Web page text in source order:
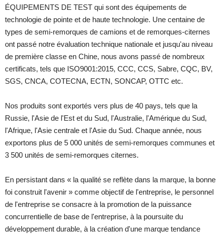
ÉQUIPEMENTS DE TEST qui sont des équipements de
technologie de pointe et de haute technologie. Une centaine de
types de semi-remorques de camions et de remorques-citernes
ont passé notre évaluation technique nationale et jusqu'au niveau
de première classe en Chine, nous avons passé de nombreux
certificats, tels que ISO9001:2015, CCC, CCS, Sabre, CQC, BV,
SGS, CNCA, COTECNA, ECTN, SONCAP, OTTC etc.
Nos produits sont exportés vers plus de 40 pays, tels que la
Russie, l'Asie de l'Est et du Sud, l'Australie, l'Amérique du Sud,
l'Afrique, l'Asie centrale et l'Asie du Sud. Chaque année, nous
exportons plus de 5 000 unités de semi-remorques communes et
3 500 unités de semi-remorques citernes.
En persistant dans « la qualité se reflète dans la marque, la bonne
foi construit l'avenir » comme objectif de l'entreprise, le personnel
de l'entreprise se consacre à la promotion de la puissance
concurrentielle de base de l'entreprise, à la poursuite du
développement durable, à la création d'une marque tendance